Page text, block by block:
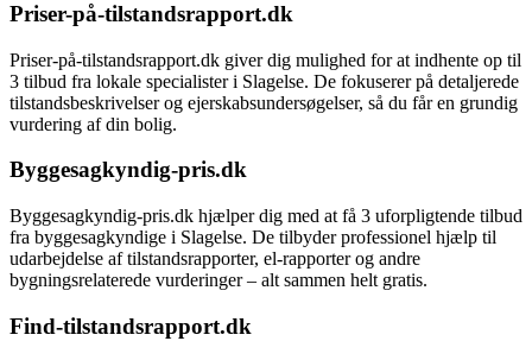
Priser-på-tilstandsrapport.dk
Priser-på-tilstandsrapport.dk giver dig mulighed for at indhente op til
3 tilbud fra lokale specialister i Slagelse. De fokuserer på detaljerede
tilstandsbeskrivelser og ejerskabsundersøgelser, så du får en grundig
vurdering af din bolig.
Byggesagkyndig-pris.dk
Byggesagkyndig-pris.dk hjælper dig med at få 3 uforpligtende tilbud
fra byggesagkyndige i Slagelse. De tilbyder professionel hjælp til
udarbejdelse af tilstandsrapporter, el-rapporter og andre
bygningsrelaterede vurderinger – alt sammen helt gratis.
Find-tilstandsrapport.dk